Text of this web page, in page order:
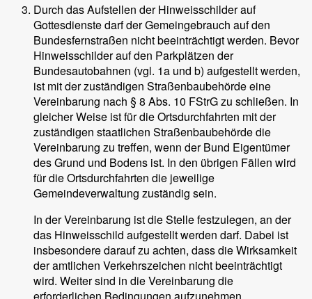
Durch das Aufstellen der Hinweisschilder auf
Gottesdienste darf der Gemeingebrauch auf den
Bundesfernstraßen nicht beeinträchtigt werden. Bevor
Hinweisschilder auf den Parkplätzen der
Bundesautobahnen (vgl. 1a und b) aufgestellt werden,
ist mit der zuständigen Straßenbaubehörde eine
Vereinbarung nach § 8 Abs. 10 FStrG zu schließen. In
gleicher Weise ist für die Ortsdurchfahrten mit der
zuständigen staatlichen Straßenbaubehörde die
Vereinbarung zu treffen, wenn der Bund Eigentümer
des Grund und Bodens ist. In den übrigen Fällen wird
für die Ortsdurchfahrten die jeweilige
Gemeindeverwaltung zuständig sein.
In der Vereinbarung ist die Stelle festzulegen, an der
das Hinweisschild aufgestellt werden darf. Dabei ist
insbesondere darauf zu achten, dass die Wirksamkeit
der amtlichen Verkehrszeichen nicht beeinträchtigt
wird. Weiter sind in die Vereinbarung die
erforderlichen Bedingungen aufzunehmen.